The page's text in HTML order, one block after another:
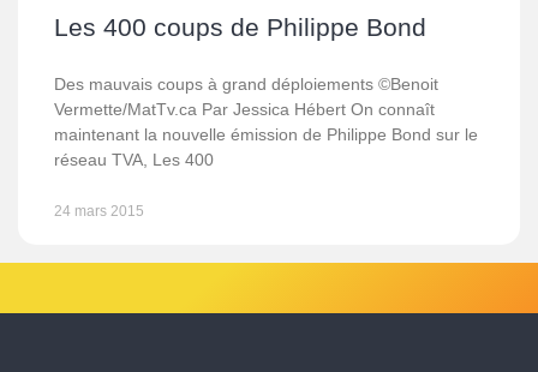
Les 400 coups de Philippe Bond
Des mauvais coups à grand déploiements ©Benoit
Vermette/MatTv.ca Par Jessica Hébert On connaît
maintenant la nouvelle émission de Philippe Bond sur le
réseau TVA, Les 400
24 mars 2015